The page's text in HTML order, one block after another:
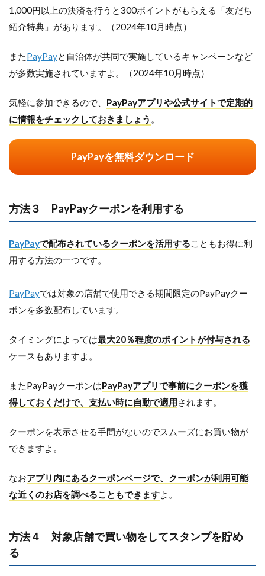
1,000円以上の決済を行うと300ポイントがもらえる「友だち
紹介特典」があります。（2024年10月時点）
またPayPayと自治体が共同で実施しているキャンペーンなど
が多数実施されていますよ。（2024年10月時点）
気軽に参加できるので、 PayPayアプリや公式サイトで定期的
に情報をチェックしておきましょう 。
PayPayを無料ダウンロード
方法３ PayPayクーポンを利用する
PayPayで配布されているクーポンを活用することもお得に利
用する方法の一つです。
PayPayでは対象の店舗で使用できる期間限定のPayPayクー
ポンを多数配布しています。
タイミングによっては最大20％程度のポイントが付与される
ケースもありますよ。
またPayPayクーポンはPayPayアプリで事前にクーポンを獲
得しておくだけで、支払い時に自動で適用されます。
クーポンを表示させる手間がないのでスムーズにお買い物が
できますよ。
なおアプリ内にあるクーポンページで、クーポンが利用可能
な近くのお店を調べることもできますよ。
方法４ 対象店舗で買い物をしてスタンプを貯め
る